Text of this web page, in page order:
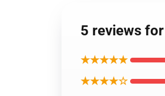
5 reviews
★★★★★
★★★★☆